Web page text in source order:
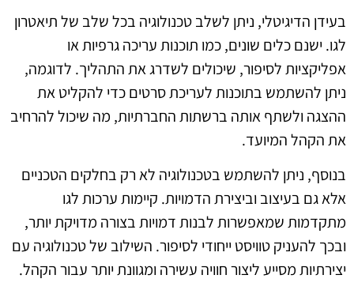
בעידן הדיגיטלי, ניתן לשלב טכנולוגיה בכל שלב של תיאטרון
לגו. ישנם כלים שונים, כמו תוכנות עריכה גרפיות או
אפליקציות לסיפור, שיכולים לשדרג את התהליך. לדוגמה,
ניתן להשתמש בתוכנות לעריכת סרטים כדי להקליט את
ההצגה ולשתף אותה ברשתות החברתיות, מה שיכול להרחיב
את הקהל המיועד.
בנוסף, ניתן להשתמש בטכנולוגיה לא רק בחלקים הטכניים
אלא גם בעיצוב וביצירת הדמויות. קיימות ערכות לגו
מתקדמות שמאפשרות לבנות דמויות בצורה מדויקת יותר,
ובכך להעניק טוויסט ייחודי לסיפור. השילוב של טכנולוגיה עם
יצירתיות מסייע ליצור חוויה עשירה ומגוונת יותר עבור הקהל.